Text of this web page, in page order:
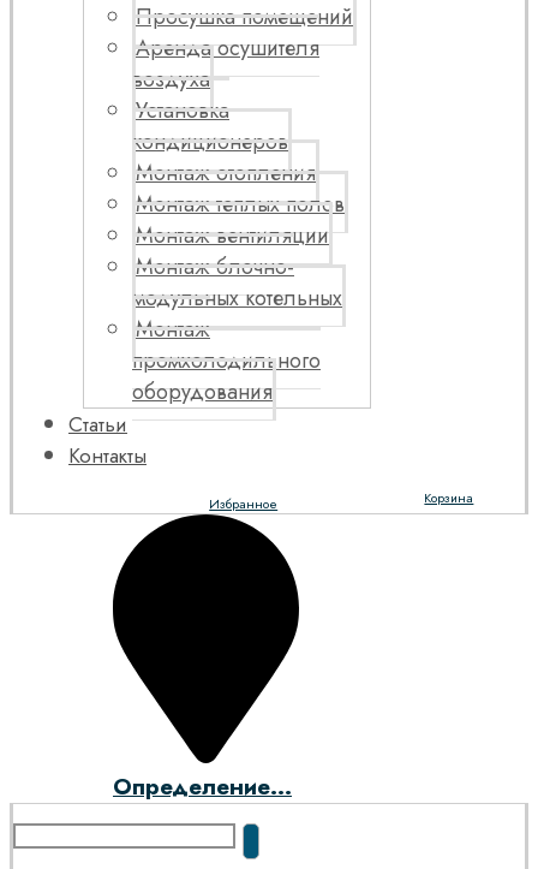
Просушка помещений
Аренда осушителя
воздуха
Установка
кондиционеров
Монтаж отопления
Монтаж теплых полов
Монтаж вентиляции
Монтаж блочно-
модульных котельных
Монтаж
промхолодильного
оборудования
Статьи
Контакты
Корзина
Избранное
Определение...